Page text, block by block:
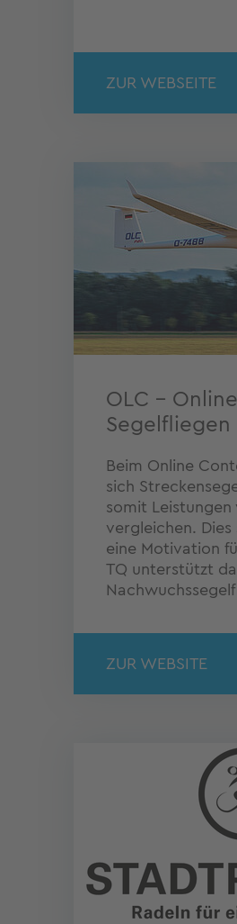
ZUR WEBSEITE
OLC –
Segelfliegen
Beim Online
sich
somit Leistungen
vergleichen.
eine Motivation
TQ unterstützt
ZUR WEBSITE